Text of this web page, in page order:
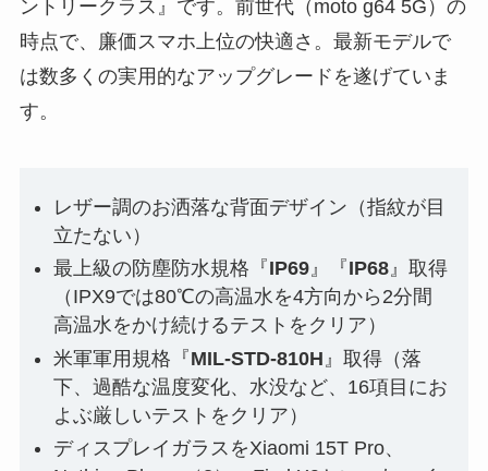
ントリークラス』です。前世代（moto g64 5G）の
時点で、廉価スマホ上位の快適さ。最新モデルで
は数多くの実用的なアップグレードを遂げていま
す。
レザー調のお洒落な背面デザイン（指紋が目
立たない）
最上級の防塵防水規格『IP69』『IP68』取得
（IPX9では80℃の高温水を4方向から2分間
高温水をかけ続けるテストをクリア）
米軍軍用規格『MIL-STD-810H 』取得（落
下、過酷な温度変化、水没など、16項目にお
よぶ厳しいテストをクリア）
ディスプレイガラスをXiaomi 15T Pro、